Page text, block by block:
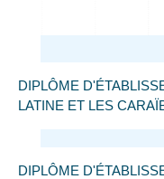
DIPLÔME
LATINE ET LES
DIPLÔME